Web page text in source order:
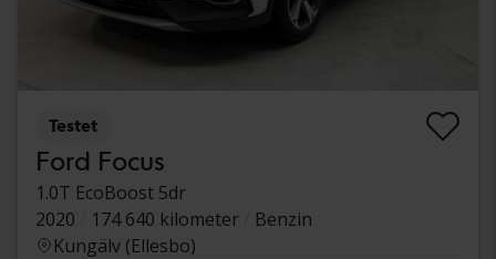
Testet
Ford Focus
1.0T EcoBoost 5dr
2020
174 640 kilometer
Benzin
Kungälv (Ellesbo)